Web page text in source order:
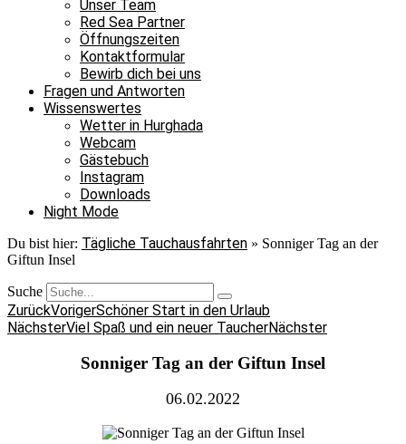
Unser Team
Red Sea Partner
Öffnungszeiten
Kontaktformular
Bewirb dich bei uns
Fragen und Antworten
Wissenswertes
Wetter in Hurghada
Webcam
Gästebuch
Instagram
Downloads
Night Mode
Du bist hier: Tägliche Tauchausfahrten » Sonniger Tag an der
Giftun Insel
Suche
ZurückVorigerSchöner Start in den Urlaub
NächsterViel Spaß und ein neuer TaucherNächster
Sonniger Tag an der Giftun Insel
06.02.2022